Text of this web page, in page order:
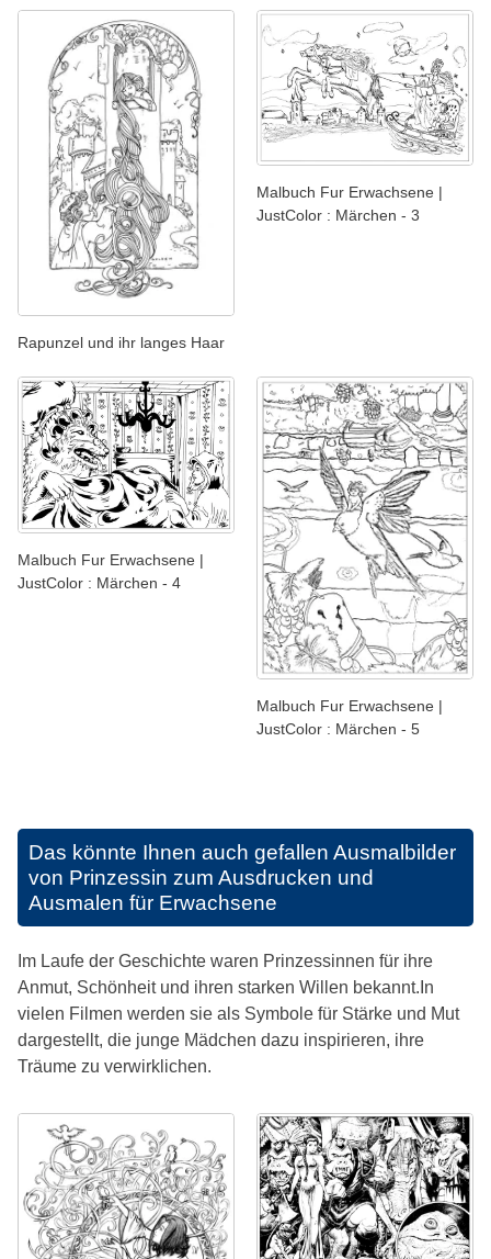
Rapunzel und ihr langes Haar
Malbuch Fur Erwachsene |
JustColor : Märchen - 3
Malbuch Fur Erwachsene |
JustColor : Märchen - 4
Malbuch Fur Erwachsene |
JustColor : Märchen - 5
Das könnte Ihnen auch gefallen Ausmalbilder
von Prinzessin zum Ausdrucken und
Ausmalen für Erwachsene
Im Laufe der Geschichte waren Prinzessinnen für ihre
Anmut, Schönheit und ihren starken Willen bekannt.In
vielen Filmen werden sie als Symbole für Stärke und Mut
dargestellt, die junge Mädchen dazu inspirieren, ihre
Träume zu verwirklichen.